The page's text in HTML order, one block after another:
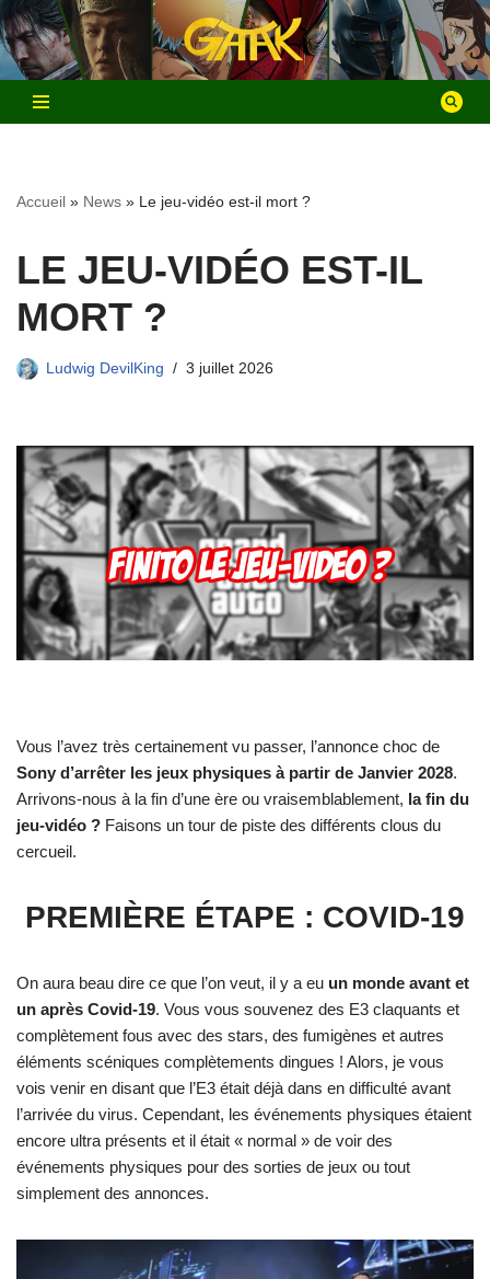
Aller
au
contenu
Accueil » News » Le jeu-vidéo est-il mort ?
LE JEU-VIDÉO EST-IL
MORT ?
Ludwig DevilKing 3 juillet 2026
Vous l’avez très certainement vu passer, l’annonce choc de
Sony d’arrêter les jeux physiques à partir de Janvier 2028.
Arrivons-nous à la fin d’une ère ou vraisemblablement, la fin du
jeu-vidéo ? Faisons un tour de piste des différents clous du
cercueil.
PREMIÈRE ÉTAPE : COVID-19
On aura beau dire ce que l’on veut, il y a eu un monde avant et
un après Covid-19. Vous vous souvenez des E3 claquants et
complètement fous avec des stars, des fumigènes et autres
éléments scéniques complètements dingues ! Alors, je vous
vois venir en disant que l’E3 était déjà dans en difficulté avant
l’arrivée du virus. Cependant, les événements physiques étaient
encore ultra présents et il était « normal » de voir des
événements physiques pour des sorties de jeux ou tout
simplement des annonces.